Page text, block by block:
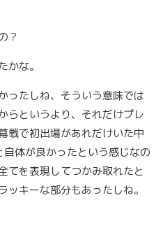
？
かな。
ったしね、そういう意味では
らというより、それだけプレ
戦で初出場があれだけいた中
体が良かったという感じなの
てを表現してつかみ取れたと
キーな部分もあったしね。